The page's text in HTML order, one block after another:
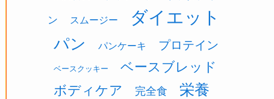
ン スムージー ダイエット
パン パンケーキ プロテイン
ベースクッキー
ベースブレッド
ボディケア
完全食 栄養